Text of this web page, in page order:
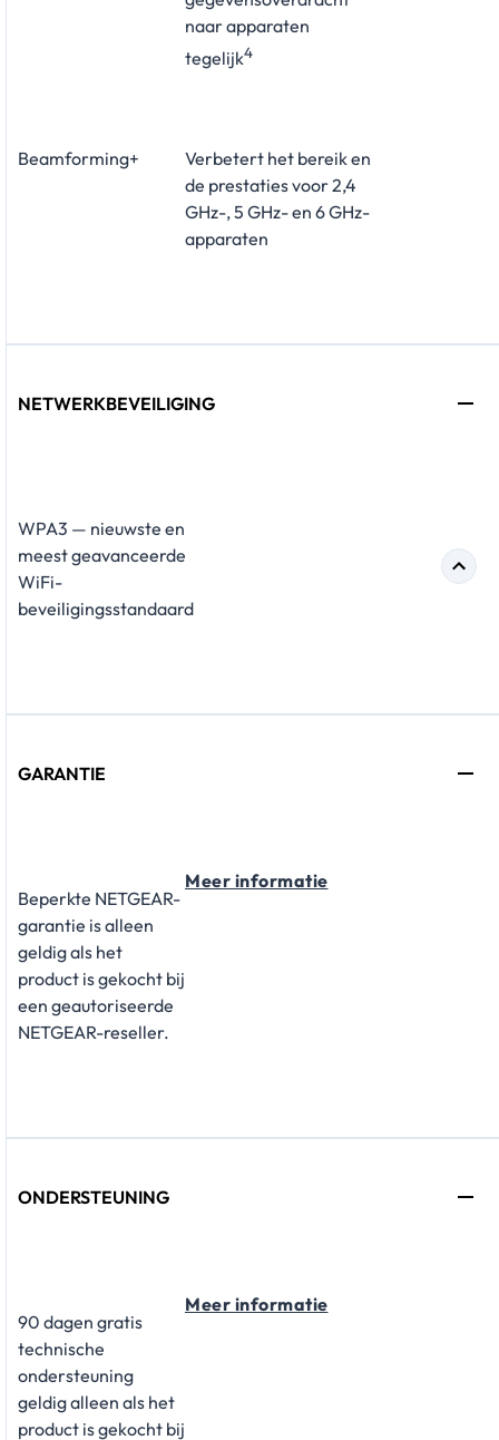
naar apparaten
tegelijk4
Beamforming+
Verbetert het bereik en
de prestaties voor 2,4
GHz-, 5 GHz- en 6 GHz-
apparaten
NETWERKBEVEILIGING
WPA3 — nieuwste en
meest geavanceerde
WiFi-
beveiligingsstandaard
GARANTIE
Beperkte NETGEAR-
garantie is alleen
geldig als het
product is gekocht bij
een geautoriseerde
NETGEAR-reseller.
Meer informatie
ONDERSTEUNING
90 dagen gratis
technische
ondersteuning
geldig alleen als het
product is gekocht bij
Meer informatie